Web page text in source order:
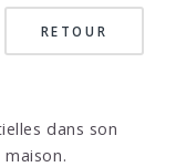
RETOUR
dans son